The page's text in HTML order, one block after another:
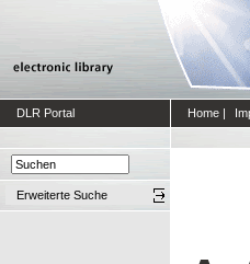
DLR Portal Home |
Erweiterte Suche